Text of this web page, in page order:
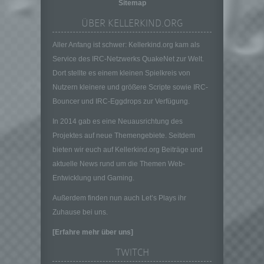
Sitemap
ÜBER KELLERKIND.ORG
Aller Anfang ist schwer: Kellerkind.org kam als
Service des IRC-Netzwerks QuakeNet zur Welt.
Dort stellte es einem kleinen Spielkreis von
Nutzern kleinere und größere Scripte sowie IRC-
Bouncer und IRC-Eggdrops zur Verfügung.
In 2014 gab es eine Neuausrichtung des
Projektes auf neue Themengebiete. Seitdem
bieten wir euch auf Kellerkind.org Beiträge und
aktuelle News rund um die Themen Web-
Entwicklung und Gaming.
Außerdem finden nun auch Let’s Plays ihr
Zuhause bei uns.
[Erfahre mehr über uns]
TWITCH
gemeinsam mit anderen über die Zwecke
personenbezogenen Daten entscheidet.
Sind die Zwecke und Mittel dieser
Verarbeitung durch das Unionsrecht oder
das Recht der Mitgliedstaaten vorgegeben,
beziehungsweise können die bestimmten
Kriterien seiner Benennung nach dem
Unionsrecht oder dem Recht der
Mitgliedstaaten vorgesehen werden.
h) Auftragsverarbeiter
Auftragsverarbeiter ist eine natürliche oder
oder andere Stelle, die personenbezogene
Daten im Auftrag des Verantwortlichen
Empfänger ist eine natürliche oder juristische